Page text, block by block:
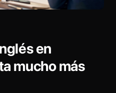
en
mucho más